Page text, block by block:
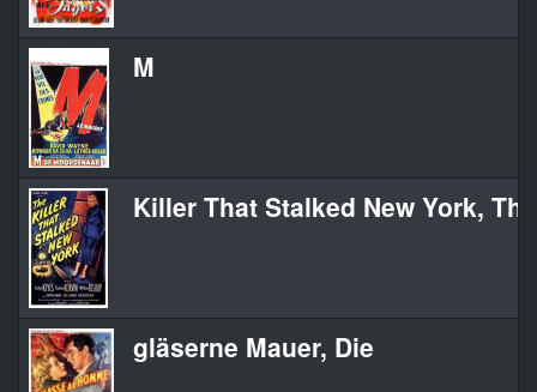
M
Killer That Stalked New York, The
gläserne Mauer, Die